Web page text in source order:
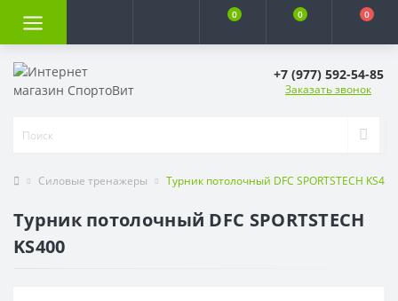
0 0 0
+7 (977) 592-54-85
Заказать звонок
Силовые тренажеры Турник потолочный DFC SPORTSTECH KS400
Турник потолочный DFC SPORTSTECH
KS400